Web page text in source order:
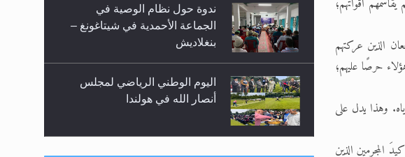
الذين عركتهم
حرصًا عليهم؛
وهذا يدل على
المجرمين الذين
ندوة حول نظام الوصية في
الجماعة الأحمدية في شيتاغونغ –
بنغلاديش
اليوم الوطني الرياضي لمجلس
أنصار الله في هولندا